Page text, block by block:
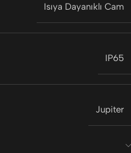
Isıya Dayanıklı Cam
IP65
Jupiter